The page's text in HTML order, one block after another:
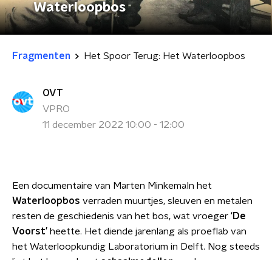
Waterloopbos
Fragmenten Het Spoor Terug: Het Waterloopbos
OVT
VPRO
11 december 2022 10:00 - 12:00
Een documentaire van Marten MinkemaIn het
Waterloopbos verraden muurtjes, sleuven en metalen
resten de geschiedenis van het bos, wat vroeger ‘De
Voorst’ heette. Het diende jarenlang als proeflab van
het Waterloopkundig Laboratorium in Delft. Nog steeds